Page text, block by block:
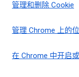
管理和删除 Cookie
管理 Chrome 上的
在 Chrome 中开启